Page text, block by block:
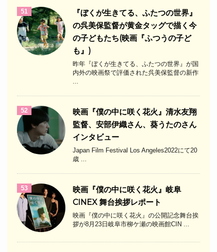
51
『ぼくが生きてる、ふたつの世界』
の呉美保監督が黄金タッグで描く今
の子どもたち(映画『ふつうの子ど
も』)
昨年『ぼくが生きてる、ふたつの世界』が国
内外の映画祭で評価された呉美保監督の新作
52
映画『僕の中に咲く花火』清水友翔
監督、安部伊織さん、葵うたのさん
インタビュー
Japan Film Festival Los Angeles2022にて20
歳 ...
53
映画『僕の中に咲く花火』岐阜
CINEX 舞台挨拶レポート
映画『僕の中に咲く花火』の公開記念舞台挨
拶が8月23日岐阜市柳ケ瀬の映画館CIN ...